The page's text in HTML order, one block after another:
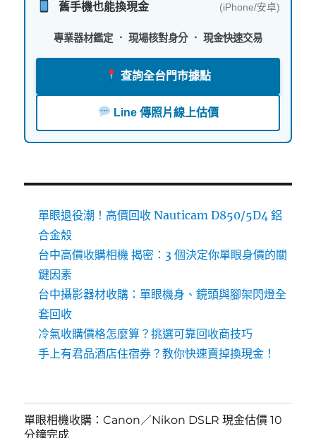
舊手機也能換現金 (iPhone/安卓)
專業器材鑑定 ． 現場核對身分 ． 現金快速交易
查詢全台門市據點
Line 傳照片線上估價
單眼退役潮！高價回收 Nauticam D850/5D4 鋁
合金殼
台中高價收購相機 揭密：3 個決定你單眼身價的關
鍵因素
台中攝影器材收購：單眼機身、鏡頭與腳架閃燈全
套回收
冷氣收購價格怎麼算？挑選可靠回收商技巧
手上有君品酒店住宿券？教你快速賣掉換現金！
單眼相機收購：Canon／Nikon DSLR 現金估價 10
分鐘完成